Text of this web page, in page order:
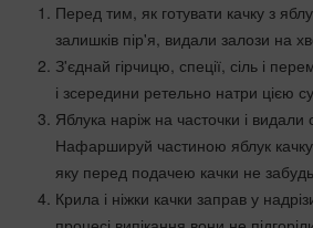
Перед тим, як готувати качку з
залишків пір'я, видали залози на
З'єднай гірчицю, спеції, сіль і
і зсередини ретельно натри цією
Яблука наріж на часточки і видали
Нафаршируй частиною яблук качку
яку перед подачею качки не
Крила і ніжки качки заправ у